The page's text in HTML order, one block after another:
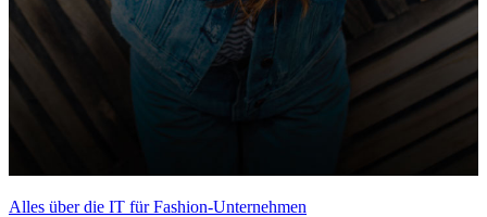
Alles über die IT für Fashion-Unternehmen